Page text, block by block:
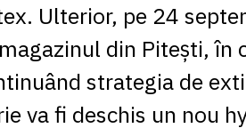
Ulterior, pe 24
din Pitești, în
strategia de
va fi deschis un nou